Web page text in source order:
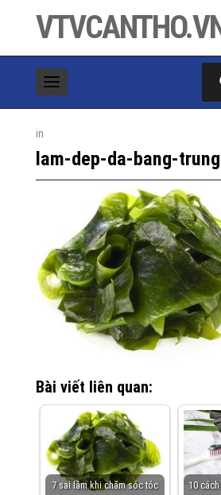
in
lam-dep-da-bang-
Bài viết liên quan:
7 sai lầm khi chăm sóc tóc
10